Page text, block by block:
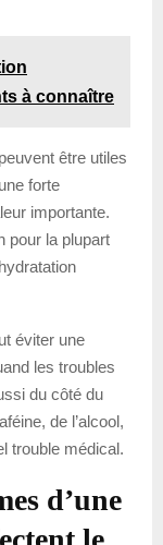
à connaître
être utiles
forte
importante.
pour la plupart
éviter une
les troubles
du côté du
de l’alcool,
trouble médical.
d’une